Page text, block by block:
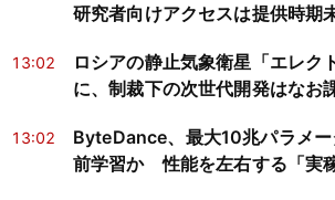
研究者向けアクセスは提供時期
13:02
ロシアの静止気象衛星「エレク
に、制裁下の次世代開発はなお
13:02
ByteDance、最大10兆パラメ
前学習か 性能を左右する「実